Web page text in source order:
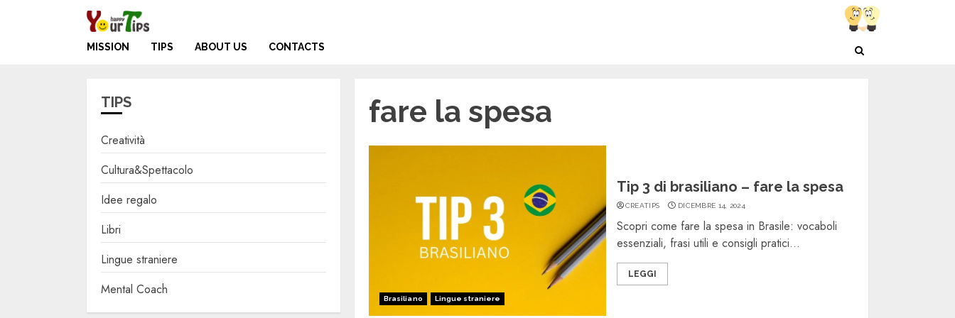
MISSION TIPS ABOUT US CONTACTS
fare la spesa
Brasiliano Lingue straniere
Tip 3 di brasiliano – fare la spesa
CREATIPS DICEMBRE 14, 2024
Scopri come fare la spesa in Brasile: vocaboli
essenziali, frasi utili e consigli pratici...
LEGGI
TIPS
Creatività
Cultura&Spettacolo
Idee regalo
Libri
Lingue straniere
Mental Coach